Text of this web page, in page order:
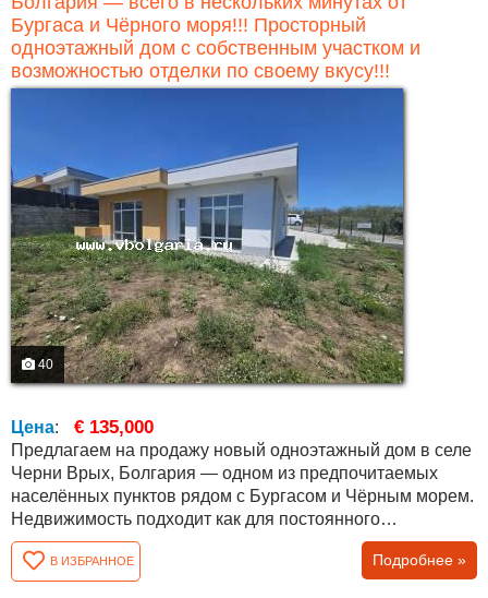
Бургаса и Чёрного моря!!! Просторный
одноэтажный дом с собственным участком и
возможностью отделки по своему вкусу!!!
40
Цена: € 135,000
Предлагаем на продажу новый одноэтажный дом в селе
Черни Врых, Болгария — одном из предпочитаемых
населённых пунктов рядом с Бургасом и Чёрным морем.
Недвижимость подходит как для постоянного
проживания, так и для покупки дома в спокойном районе
с быстрым доступом к городу. Площадь дома составляет
130 кв.м, площадь собственного участка — 400 кв.м.
В ИЗБРАННОЕ Подробнее »